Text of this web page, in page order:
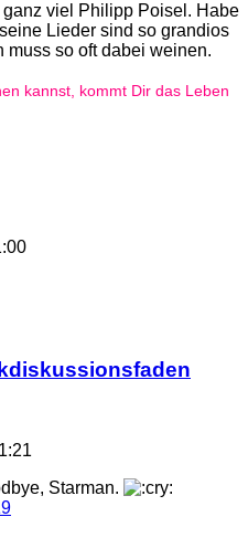
viel Philipp Poisel. Habe
Lieder sind so grandios
muss so oft dabei weinen.
kannst, kommt Dir das Leben
Starman.